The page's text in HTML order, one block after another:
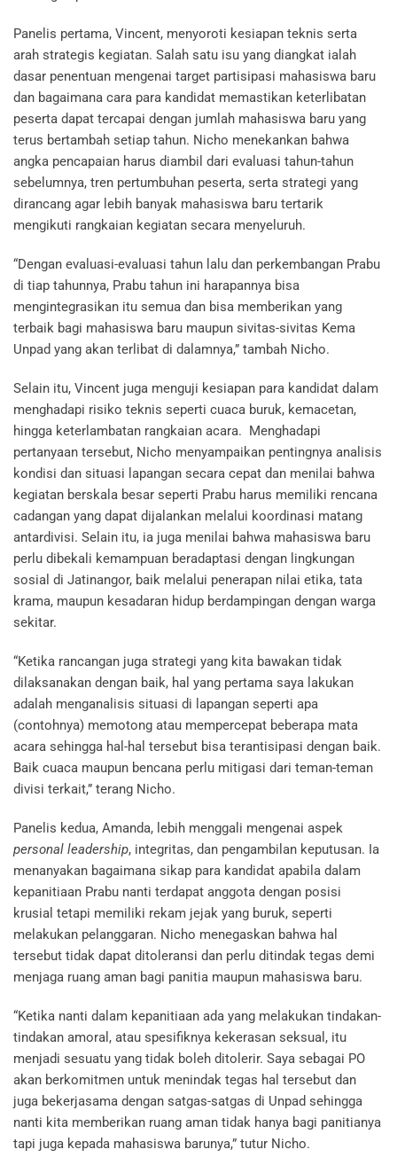
Panelis pertama, Vincent, menyoroti kesiapan teknis serta
arah strategis kegiatan. Salah satu isu yang diangkat ialah
dasar penentuan mengenai target partisipasi mahasiswa baru
dan bagaimana cara para kandidat memastikan keterlibatan
peserta dapat tercapai dengan jumlah mahasiswa baru yang
terus bertambah setiap tahun. Nicho menekankan bahwa
angka pencapaian harus diambil dari evaluasi tahun-tahun
sebelumnya, tren pertumbuhan peserta, serta strategi yang
dirancang agar lebih banyak mahasiswa baru tertarik
mengikuti rangkaian kegiatan secara menyeluruh.
“Dengan evaluasi-evaluasi tahun lalu dan perkembangan Prabu
di tiap tahunnya, Prabu tahun ini harapannya bisa
mengintegrasikan itu semua dan bisa memberikan yang
terbaik bagi mahasiswa baru maupun sivitas-sivitas Kema
Unpad yang akan terlibat di dalamnya,” tambah Nicho.
Selain itu, Vincent juga menguji kesiapan para kandidat dalam
menghadapi risiko teknis seperti cuaca buruk, kemacetan,
hingga keterlambatan rangkaian acara. Menghadapi
pertanyaan tersebut, Nicho menyampaikan pentingnya analisis
kondisi dan situasi lapangan secara cepat dan menilai bahwa
kegiatan berskala besar seperti Prabu harus memiliki rencana
cadangan yang dapat dijalankan melalui koordinasi matang
antardivisi. Selain itu, ia juga menilai bahwa mahasiswa baru
perlu dibekali kemampuan beradaptasi dengan lingkungan
sosial di Jatinangor, baik melalui penerapan nilai etika, tata
krama, maupun kesadaran hidup berdampingan dengan warga
sekitar.
“Ketika rancangan juga strategi yang kita bawakan tidak
dilaksanakan dengan baik, hal yang pertama saya lakukan
adalah menganalisis situasi di lapangan seperti apa
(contohnya) memotong atau mempercepat beberapa mata
acara sehingga hal-hal tersebut bisa terantisipasi dengan baik.
Baik cuaca maupun bencana perlu mitigasi dari teman-teman
divisi terkait,” terang Nicho.
Panelis kedua, Amanda, lebih menggali mengenai aspek
personal leadership, integritas, dan pengambilan keputusan. Ia
menanyakan bagaimana sikap para kandidat apabila dalam
kepanitiaan Prabu nanti terdapat anggota dengan posisi
krusial tetapi memiliki rekam jejak yang buruk, seperti
melakukan pelanggaran. Nicho menegaskan bahwa hal
tersebut tidak dapat ditoleransi dan perlu ditindak tegas demi
menjaga ruang aman bagi panitia maupun mahasiswa baru.
“Ketika nanti dalam kepanitiaan ada yang melakukan tindakan-
tindakan amoral, atau spesifiknya kekerasan seksual, itu
menjadi sesuatu yang tidak boleh ditolerir. Saya sebagai PO
akan berkomitmen untuk menindak tegas hal tersebut dan
juga bekerjasama dengan satgas-satgas di Unpad sehingga
nanti kita memberikan ruang aman tidak hanya bagi panitianya
tapi juga kepada mahasiswa barunya,” tutur Nicho.